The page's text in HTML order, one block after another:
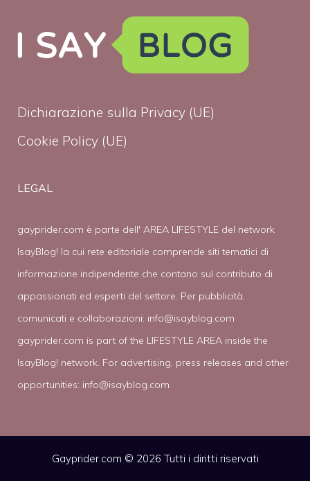
Dichiarazione sulla Privacy (UE)
Cookie Policy (UE)
LEGAL
gayprider.com è parte dell' AREA LIFESTYLE del network
IsayBlog! la cui rete editoriale comprende siti tematici di
informazione indipendente che contano sul contributo di
appassionati ed esperti del settore. Per pubblicità,
comunicati e collaborazioni: info@isayblog.com
gayprider.com is part of the LIFESTYLE AREA inside the
IsayBlog! network. For advertising, press releases and other
opportunities: info@isayblog.com
Gayprider.com © 2026 Tutti i diritti riservati